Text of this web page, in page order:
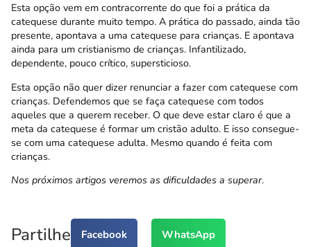
Esta opção vem em contracorrente do que foi a prática da
catequese durante muito tempo. A prática do passado, ainda tão
presente, apontava a uma catequese para crianças. E apontava
ainda para um cristianismo de crianças. Infantilizado,
dependente, pouco crítico, supersticioso.
Esta opção não quer dizer renunciar a fazer com catequese com
crianças. Defendemos que se faça catequese com todos
aqueles que a querem receber. O que deve estar claro é que a
meta da catequese é formar um cristão adulto. E isso consegue-
se com uma catequese adulta. Mesmo quando é feita com
crianças.
Nos próximos artigos veremos as dificuldades a superar.
Partilhe Facebook WhatsApp